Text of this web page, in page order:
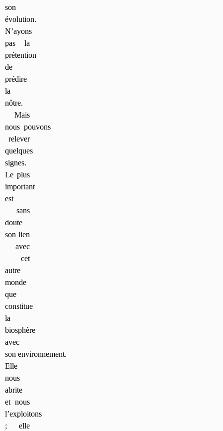
son
évolution.
N’ayons
pas la
prétention
de
prédire
la
nôtre.
Mais
nous pouvons
relever
quelques
signes.
Le plus
important
est
sans
doute
son lien
avec
cet
autre
monde
que
constitue
la
biosphère
avec
son environnement.
Elle
nous
abrite
et nous
l’exploitons
; elle